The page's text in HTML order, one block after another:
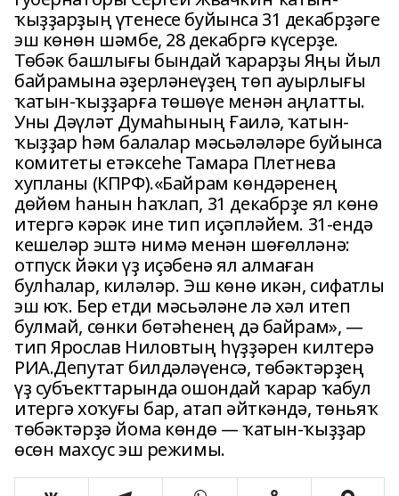
ҡыҙҙарҙың үтенесе буйынса 31 декабрҙәге
эш көнөн шәмбе, 28 декабргә күсерҙе.
Төбәк башлығы бындай ҡарарҙы Яңы йыл
байрамына әҙерләнеүҙең төп ауырлығы
ҡатын-ҡыҙҙарға төшөүе менән аңлатты.
Уны Дәүләт Думаһының Ғаилә, ҡатын-
ҡыҙҙар һәм балалар мәсьәләләре буйынса
комитеты етәксеһе Тамара Плетнева
хупланы (КПРФ).«Байрам көндәренең
дөйөм һанын һаҡлап, 31 декабрҙе ял көнө
итергә кәрәк ине тип иҫәпләйем. 31-ендә
кешеләр эштә нимә менән шөғөлләнә:
отпуск йәки үҙ иҫәбенә ял алмаған
булһалар, киләләр. Эш көнө икән, сифатлы
эш юҡ. Бер етди мәсьәләне лә хәл итеп
булмай, сөнки бөтәһенең дә байрам», —
тип Ярослав Ниловтың һүҙҙәрен килтерә
РИА.Депутат билдәләүенсә, төбәктәрҙең
үҙ субъекттарында ошондай ҡарар ҡабул
итергә хоҡуғы бар, атап әйткәндә, төньяҡ
төбәктәрҙә йома көндө — ҡатын-ҡыҙҙар
өсөн махсус эш режимы.